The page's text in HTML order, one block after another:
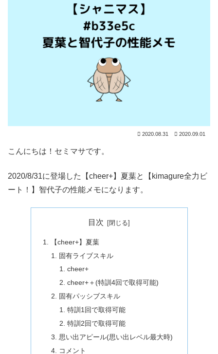
2020.08.31 2020.09.01
こんにちは！セミマサです。
2020/8/31に登場した【cheer+】夏葉と【kimagure全力ビ
ート！】智代子の性能メモになります。
目次
【cheer+】夏葉
固有ライブスキル
cheer+
cheer+＋(特訓4回で取得可能)
固有パッシブスキル
特訓1回で取得可能
特訓2回で取得可能
思い出アピール(思い出レベル最大時)
コメント